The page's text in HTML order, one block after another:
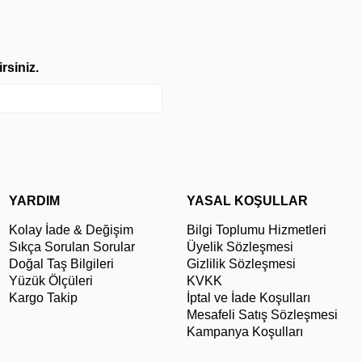
YARDIM
Kolay İade & Değişim
Sıkça Sorulan Sorular
Doğal Taş Bilgileri
Yüzük Ölçüleri
Kargo Takip
YASAL KOŞULLAR
Bilgi Toplumu Hizmetleri
Üyelik Sözleşmesi
Gizlilik Sözleşmesi
KVKK
İptal ve İade Koşulları
Mesafeli Satış Sözleşmesi
Kampanya Koşulları